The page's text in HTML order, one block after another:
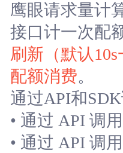
鹰眼请求量计
接口计一次配
刷新（默认
配额消费。
通过API和
• 通过 API 调
• 通过 API 调